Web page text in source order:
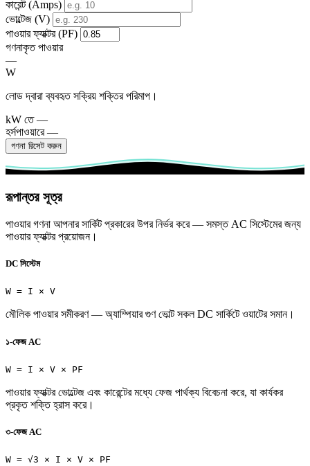
কারেন্ট (Amps)
ভোল্টেজ (V)
পাওয়ার ফ্যাক্টর (PF)
গণনাকৃত পাওয়ার
—
W
লোড দ্বারা ব্যবহৃত সক্রিয় শক্তির পরিমাপ।
kW তে —
হর্সপাওয়ারে —
গণনা রিসেট করুন
রূপান্তর সূত্র
পাওয়ার গণনা আপনার সার্কিট প্রকারের উপর নির্ভর করে — সমস্ত AC সিস্টেমের জন্য
পাওয়ার ফ্যাক্টর প্রয়োজন।
DC সিস্টেম
W = I × V
মৌলিক পাওয়ার সমীকরণ — অ্যাম্পিয়ার গুণ ভোল্ট সকল DC সার্কিটে ওয়াটের সমান।
১-ফেজ AC
W = I × V × PF
পাওয়ার ফ্যাক্টর ভোল্টেজ এবং কারেন্টের মধ্যে ফেজ পার্থক্য বিবেচনা করে, যা কার্যকর
প্রকৃত শক্তি হ্রাস করে।
৩-ফেজ AC
W = √3 × I × V × PF